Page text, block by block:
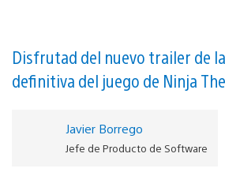
vídeo
Disfrutad del nuevo trailer de
definitiva del juego de Ninja
Javier Borrego
Jefe de Producto de Software